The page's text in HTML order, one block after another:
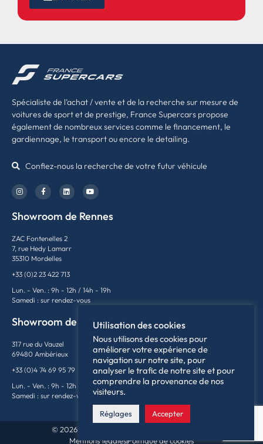
Spécialiste de l’achat / vente et de la recherche sur mesure de
voitures de sport et de prestige, France Supercars propose
également de nombreux services comme le financement, le
gardiennage, le transport ou encore le detailing.
Confiez-nous la recherche de votre futur véhicule
Showroom de Rennes
ZAC Fontenelles 2
7, rue Hedy Lamarr
35310 Mordelles
+33 (0)2 23 422 713
Lun. - Ven. : 9h - 12h / 14h - 19h
Samedi : sur rendez-vous
Showroom de Lyon
317 rue du Vauzel
69480 Ambérieux
+33 (0)4 74 69 95 79
Lun. - Ven. : 9h - 12h / 14h - 18h
Samedi : sur rendez-vous
© 2026France Supercars | Tous droits réservés
Mentions légalesPolitique de cookies
Utilisation des cookies
Nous utilisons des cookies pour
améliorer votre expérience de
navigation sur notre site, pour
analyser le trafic de notre site et pour
comprendre la provenance de nos
visiteurs.
Réglages Accepter